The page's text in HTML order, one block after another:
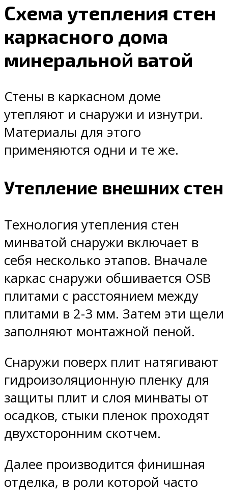
Схема утепления стен
каркасного дома
минеральной ватой
Стены в каркасном доме
утепляют и снаружи и изнутри.
Материалы для этого
применяются одни и те же.
Утепление внешних стен
Технология утепления стен
минватой снаружи включает в
себя несколько этапов. Вначале
каркас снаружи обшивается OSB
плитами с расстоянием между
плитами в 2-3 мм. Затем эти щели
заполняют монтажной пеной.
Снаружи поверх плит натягивают
гидроизоляционную пленку для
защиты плит и слоя минваты от
осадков, стыки пленок проходят
двухсторонним скотчем.
Далее производится финишная
отделка, в роли которой часто